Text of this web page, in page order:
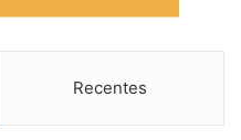
Recentes